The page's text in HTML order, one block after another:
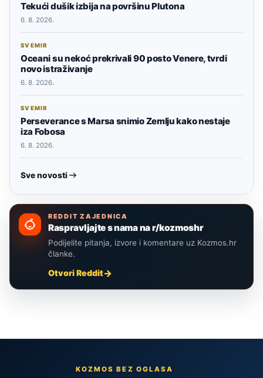
Tekući dušik izbija na površinu Plutona
6. 8. 2026.
SVEMIR
Oceani su nekoć prekrivali 90 posto Venere, tvrdi
novo istraživanje
6. 8. 2026.
SVEMIR
Perseverance s Marsa snimio Zemlju kako nestaje
iza Fobosa
6. 8. 2026.
Sve novosti
REDDIT ZAJEDNICA
Raspravljajte s nama na r/kozmoshr
Podijelite pitanja, izvore i komentare uz Kozmos.hr
članke.
Otvori Reddit
KOZMOS BEZ OGLASA